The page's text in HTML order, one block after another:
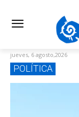
jueves, 6 agosto,2026
POLÍTICA